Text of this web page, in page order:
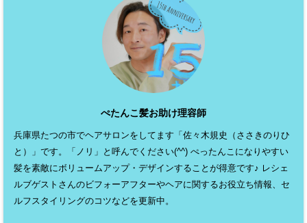
ぺたんこ髪お助け理容師
兵庫県たつの市でヘアサロンをしてます「佐々木規史（ささきのりひ
と）」です。「ノリ」と呼んでください(^^) ぺったんこになりやすい
髪を素敵にボリュームアップ・デザインすることが得意です♪ レシェ
ルブゲストさんのビフォーアフターやヘアに関するお役立ち情報、セ
ルフスタイリングのコツなどを更新中。